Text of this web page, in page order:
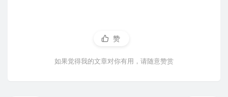
赞
如果觉得我的文章对你有用，请随意赞赏